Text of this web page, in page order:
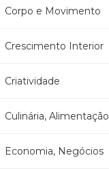
Corpo e Movimento
Crescimento Interior
Criatividade
Culinária, Alimentação
Economia, Negócios